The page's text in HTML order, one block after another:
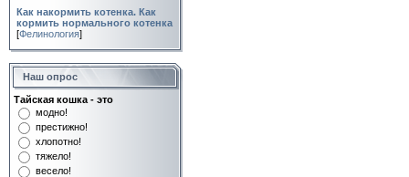
Как накормить котенка. Как
кормить нормального котенка
[Фелинология]
Наш опрос
Тайская кошка - это
модно!
престижно!
хлопотно!
тяжело!
весело!